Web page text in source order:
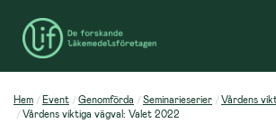
Hem Event Genomförda Seminarieserier
Vårdens
Vårdens viktiga vägval: Valet 2022